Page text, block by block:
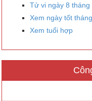
Tử vi ngày 8 tháng
Xem ngày tốt
Xem tuổi hợp